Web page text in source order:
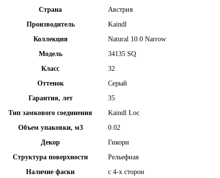
Страна
Австрия
Производитель
Kaindl
Коллекция
Natural 10.0 Narrow
Модель
34135 SQ
Класс
32
Оттенок
Серый
Гарантия, лет
35
Тип замкового соединения
Kaindl Loc
Объем упаковки, м3
0.02
Декор
Гикори
Структура поверхности
Рельефная
Наличие фаски
с 4-х сторон